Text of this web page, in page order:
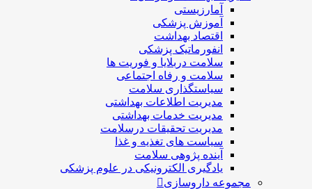
آمارزیستی
آموزش پزشکی
اقتصاد بهداشت
انفورماتیک پزشکی
سلامت دربلايا و فوريت ها
سلامت و رفاه اجتماعی
سیاستگذاری سلامت
مدیریت اطلاعات بهداشتی
مدیریت خدمات بهداشتی
مدیریت تحقیقات درسلامت
سیاست های تغذیه و غذا
آینده پژوهی سلامت
یادگیری الکترونیکی در علوم پزشکی
مجموعه داروسازی